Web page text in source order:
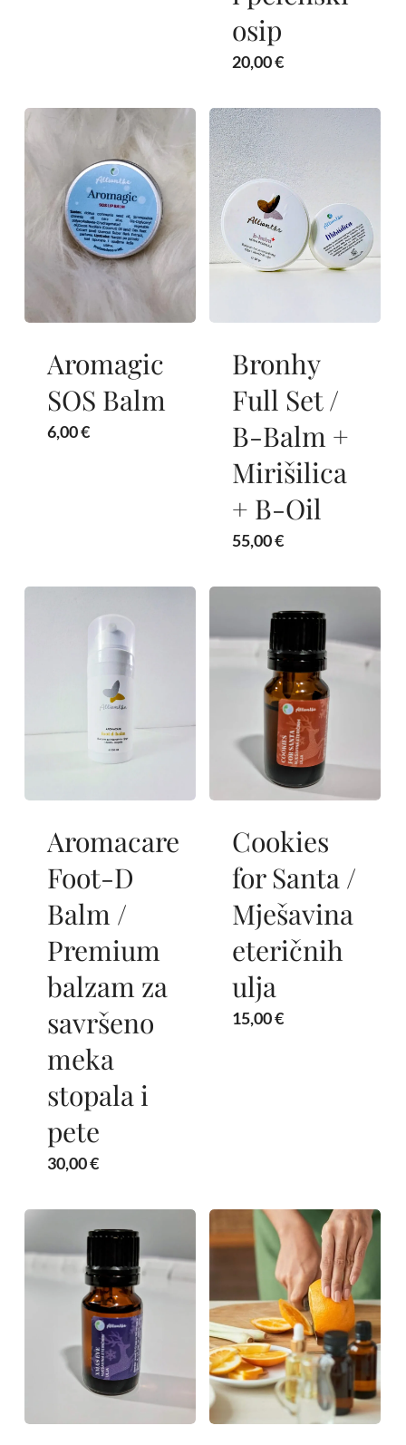
Go to shop
osip
20,00€
Aromagic
SOS Balm
6,00€
Bronhy
Full Set /
B-Balm +
Mirišilica
+ B-Oil
55,00€
Aromacare
Foot-D
Balm /
Premium
balzam za
savršeno
meka
stopala i
pete
30,00€
Cookies
for Santa /
Mješavina
eteričnih
ulja
15,00€